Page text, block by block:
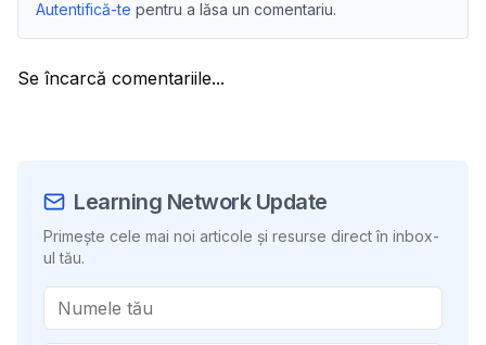
Autentifică-te pentru a lăsa un comentariu.
Se încarcă comentariile...
Learning Network Update
Primește cele mai noi articole și resurse direct în inbox-
ul tău.